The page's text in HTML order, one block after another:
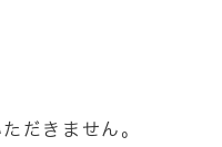
だきません。